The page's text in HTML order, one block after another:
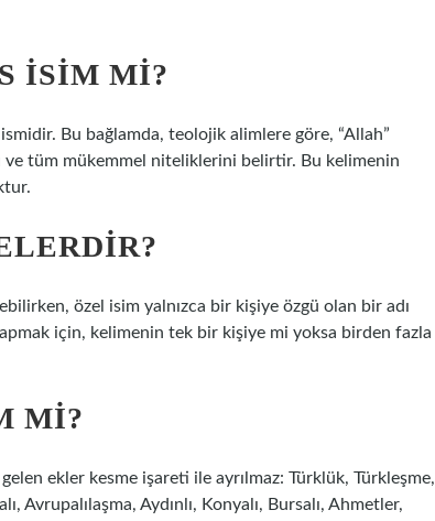
ISIM MI?
Bu bağlamda, teolojik alimlere göre, “Allah”
ve tüm mükemmel niteliklerini belirtir. Bu kelimenin
özel isim yalnızca bir kişiye özgü olan bir adı
için, kelimenin tek bir kişiye mi yoksa birden fazla
MI?
ekler kesme işareti ile ayrılmaz: Türklük, Türkleşme,
Avrupalılaşma, Aydınlı, Konyalı, Bursalı, Ahmetler,